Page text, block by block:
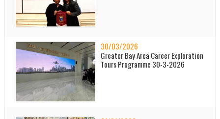
30/03/2026
Greater Bay Area Career Exploration
Tours Programme 30-3-2026